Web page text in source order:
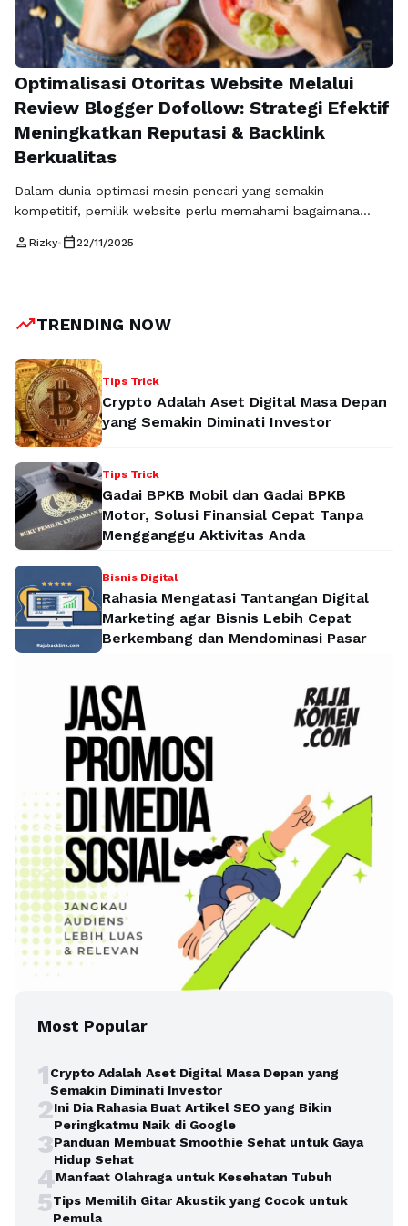
Optimalisasi Otoritas Website Melalui
Review Blogger Dofollow: Strategi Efektif
Meningkatkan Reputasi & Backlink
Berkualitas
Dalam dunia optimasi mesin pencari yang semakin
kompetitif, pemilik website perlu memahami bagaimana
paling konsisten memberikan dampak positif adalah melalui
reputasi baik. Artikel ini akan …
person Rizky• calendar_today 22/11/2025
trending_upTRENDING NOW
Tips Trick
Crypto Adalah Aset Digital Masa Depan
yang Semakin Diminati Investor
Tips Trick
Gadai BPKB Mobil dan Gadai BPKB
Motor, Solusi Finansial Cepat Tanpa
Mengganggu Aktivitas Anda
Bisnis Digital
Rahasia Mengatasi Tantangan Digital
Marketing agar Bisnis Lebih Cepat
Berkembang dan Mendominasi Pasar
Most Popular
1Crypto Adalah Aset Digital Masa Depan yang
Semakin Diminati Investor
2Ini Dia Rahasia Buat Artikel SEO yang Bikin
Peringkatmu Naik di Google
3Panduan Membuat Smoothie Sehat untuk Gaya
Hidup Sehat
4Manfaat Olahraga untuk Kesehatan Tubuh
5Tips Memilih Gitar Akustik yang Cocok untuk
Pemula